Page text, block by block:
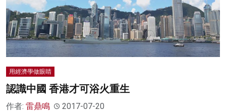
用經濟學做眼睛
認識中國 香港才可浴火重生
作者: 雷鼎鳴 2017-07-20